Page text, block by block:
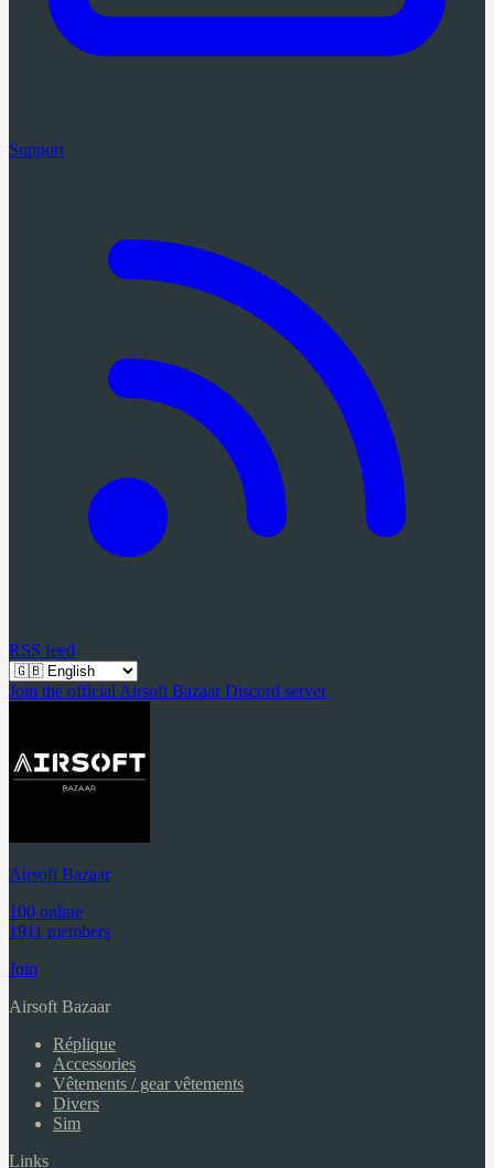
Support
RSS feed
Join the official Airsoft Bazaar Discord server
Airsoft Bazaar
100 online
1911 members
Join
Airsoft Bazaar
Réplique
Accessories
Vêtements / gear vêtements
Divers
Sim
Links